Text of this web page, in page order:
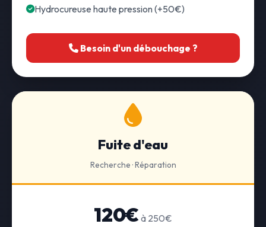
Hydrocureuse haute pression (+50€)
Besoin d'un débouchage ?
Fuite d'eau
Recherche · Réparation
120€ à 250€